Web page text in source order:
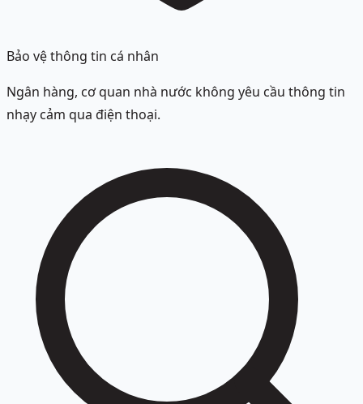
Bảo vệ thông tin cá nhân
Ngân hàng, cơ quan nhà nước không yêu cầu thông tin
nhạy cảm qua điện thoại.